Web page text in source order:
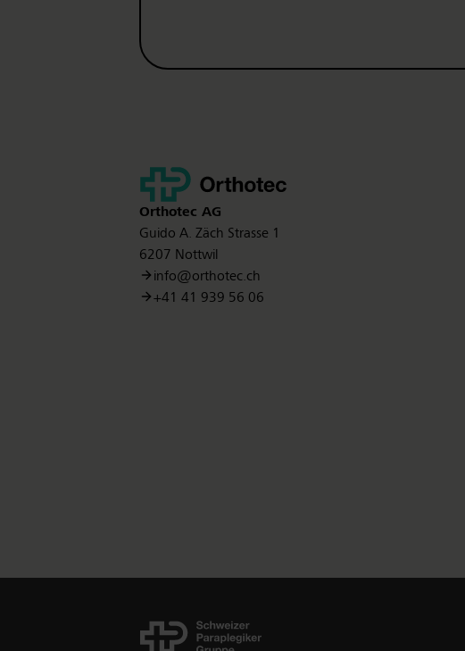
Kontakt
Orthotec AG
Guido A. Zäch Strasse 1
6207 Nottwil
info@orthotec.ch
+41 41 939 56 06